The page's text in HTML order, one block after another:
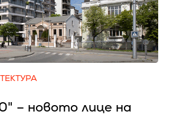
– новото лице на